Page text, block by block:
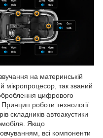
на материнській
мікропроцесор, так званий
цифрового
роботи технології
складників автоакустики
Якщо
всі компоненти